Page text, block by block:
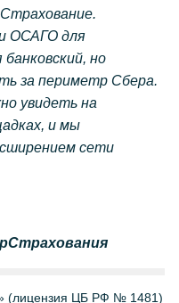
ОСАГО для
но
за периметр Сбера.
увидеть на
и мы
сети
(лицензия ЦБ РФ № 1481)